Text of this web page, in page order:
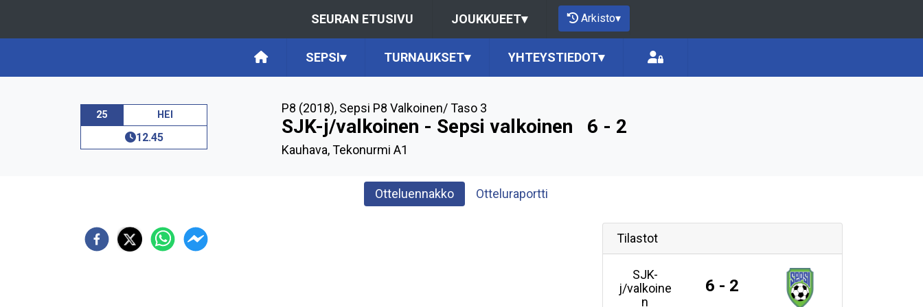
SEURAN ETUSIVU JOUKKUEET▾ Arkisto▾
SEPSI▾ TURNAUKSET▾ YHTEYSTIEDOT▾
25 HEI
12.45
P8 (2018), Sepsi P8 Valkoinen/ Taso 3
SJK-j/valkoinen - Sepsi valkoinen 6 - 2
Kauhava, Tekonurmi A1
Otteluennakko Otteluraportti
Tilastot
SJK-
j/valkoine
n
6 - 2